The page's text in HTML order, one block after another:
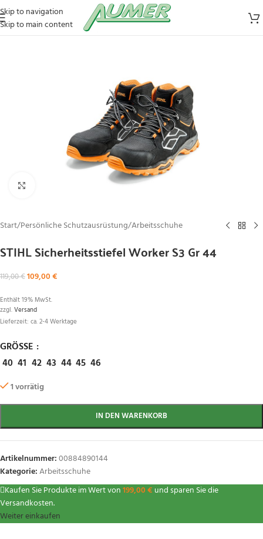
Skip to navigation
Skip to main content
Zum Vergrößern klicken
Start/Persönliche Schutzausrüstung/Arbeitsschuhe
STIHL Sicherheitsstiefel Worker S3 Gr 44
119,00€109,00€
Enthält 19% MwSt.
zzgl.Versand
Lieferzeit: ca. 2-4 Werktage
GRÖSSE
40 41 42 43 44 45 46
1 vorrätig
IN DEN WARENKORB
Artikelnummer:00884890144
Kategorie:Arbeitsschuhe
Kaufen Sie Produkte im Wert von199,00€ und sparen Sie die
Versandkosten.
Weiter einkaufen